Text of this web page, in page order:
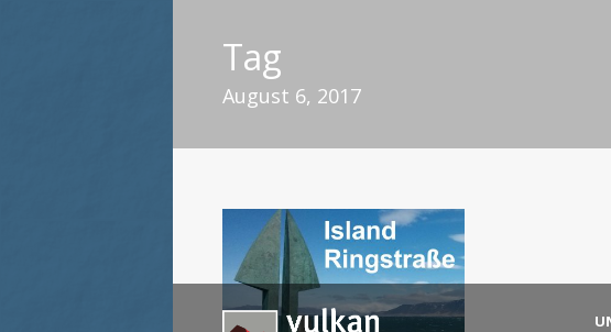
Tag
August 6, 2017